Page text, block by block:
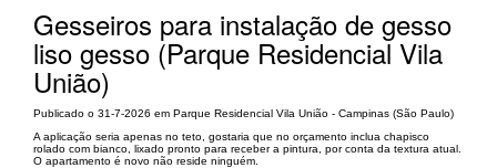
Gesseiros para instalação de gesso
liso gesso (Parque Residencial Vila
União)
Publicado o 31-7-2026 em Parque Residencial Vila União - Campinas (São Paulo)
A aplicação seria apenas no teto, gostaria que no orçamento inclua chapisco
rolado com bianco, lixado pronto para receber a pintura, por conta da textura atual.
O apartamento é novo não reside ninguém.